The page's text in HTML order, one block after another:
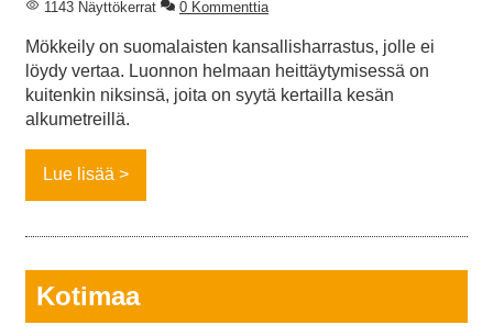
1143 Näyttökerrat
0 Kommenttia
Mökkeily on suomalaisten kansallisharrastus, jolle ei
löydy vertaa. Luonnon helmaan heittäytymisessä on
kuitenkin niksinsä, joita on syytä kertailla kesän
alkumetreillä.
Lue lisää
Kotimaa